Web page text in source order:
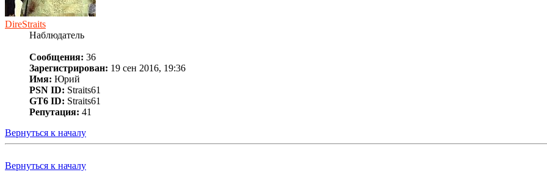
DireStraits
Наблюдатель
Сообщения: 36
Зарегистрирован: 19 сен 2016, 19:36
Имя: Юрий
PSN ID: Straits61
GT6 ID: Straits61
Репутация: 41
Вернуться к началу
Вернуться к началу